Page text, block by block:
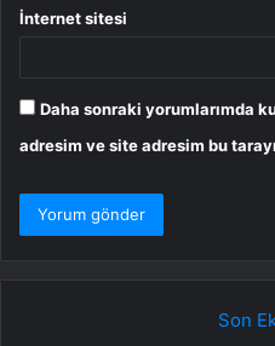
İnternet sitesi
Daha sonraki yorumlarımda
adresim ve site adresim bu
Son